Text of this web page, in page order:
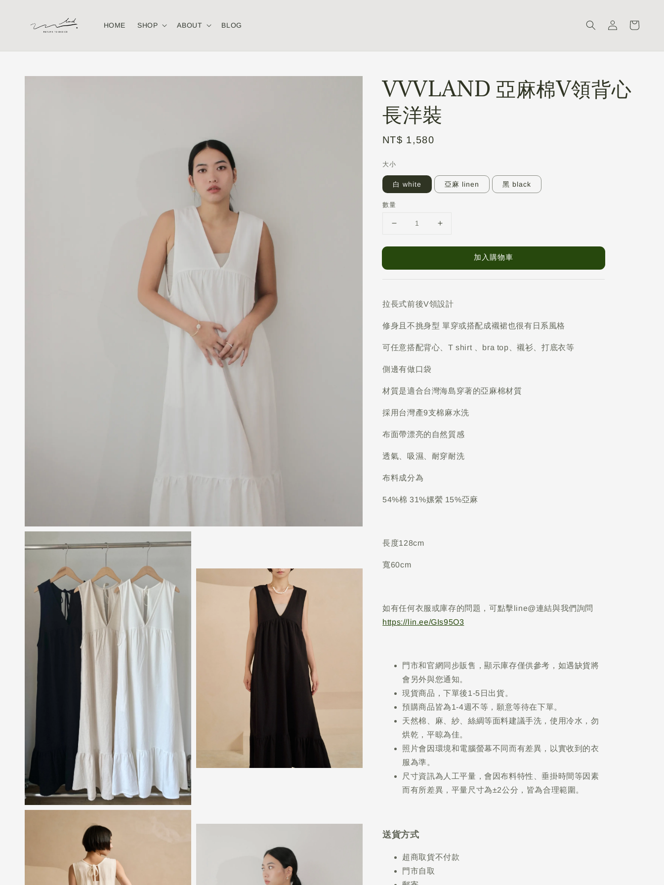
HOME SHOP ABOUT BLOG
VVVLAND 亞麻棉V領背心
長洋裝
Regular
NT$ 1,580
大小
白 white 亞麻 linen 黑 black
數量
加入購物車
拉長式前後V領設計
修身且不挑身型 單穿或搭配成襯裙也很有日系風格
可任意搭配背心、T shirt 、bra top、襯衫、打底衣等
側邊有做口袋
材質是適合台灣海島穿著的亞麻棉材質
採用台灣產9支棉麻水洗
布面帶漂亮的自然質感
透氣、吸濕、耐穿耐洗
布料成分為
54%棉 31%嫘縈 15%亞麻
長度128cm
寬60cm
如有任何衣服或庫存的問題，可點擊line@連結與我們詢問
https://lin.ee/GIs95O3
門市和官網同步販售，顯示庫存僅供參考，如遇缺貨將
會另外與您通知。
現貨商品，下單後1-5日出貨。
預購商品皆為1-4週不等，願意等待在下單。
天然棉、麻、紗、絲綢等面料建議手洗，使用冷水，勿
烘乾，平晾為佳。
照片會因環境和電腦螢幕不同而有差異，以實收到的衣
服為準。
尺寸資訊為人工平量，會因布料特性、垂掛時間等因素
而有所差異，平量尺寸為±2公分，皆為合理範圍。
送貨方式
超商取貨不付款
門市自取